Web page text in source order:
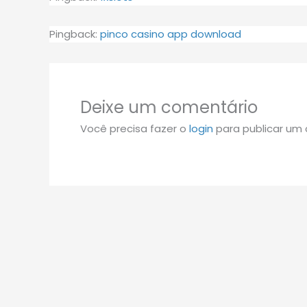
Pingback: pinco casino app download
Deixe um comentário
Você precisa fazer o login para publicar um